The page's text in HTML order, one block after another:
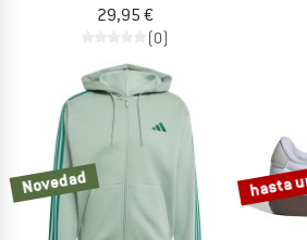
29,95 €
(0)
Novedad hasta